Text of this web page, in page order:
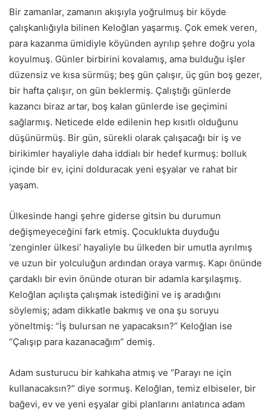
Bir zamanlar, zamanın akışıyla yoğrulmuş bir köyde
çalışkanlığıyla bilinen Keloğlan yaşarmış. Çok emek veren,
para kazanma ümidiyle köyünden ayrılıp şehre doğru yola
koyulmuş. Günler birbirini kovalamış, ama bulduğu işler
düzensiz ve kısa sürmüş; beş gün çalışır, üç gün boş gezer,
bir hafta çalışır, on gün beklermiş. Çalıştığı günlerde
kazancı biraz artar, boş kalan günlerde ise geçimini
sağlarmış. Neticede elde edilenin hep kısıtlı olduğunu
düşünürmüş. Bir gün, sürekli olarak çalışacağı bir iş ve
birikimler hayaliyle daha iddialı bir hedef kurmuş: bolluk
içinde bir ev, içini dolduracak yeni eşyalar ve rahat bir
yaşam.
Ülkesinde hangi şehre giderse gitsin bu durumun
değişmeyeceğini fark etmiş. Çocuklukta duyduğu
‘zenginler ülkesi’ hayaliyle bu ülkeden bir umutla ayrılmış
ve uzun bir yolculuğun ardından oraya varmış. Kapı önünde
çardaklı bir evin önünde oturan bir adamla karşılaşmış.
Keloğlan açılışta çalışmak istediğini ve iş aradığını
söylemiş; adam dikkatle bakmış ve ona şu soruyu
yöneltmiş: “İş bulursan ne yapacaksın?” Keloğlan ise
“Çalışıp para kazanacağım” demiş.
Adam susturucu bir kahkaha atmış ve “Parayı ne için
kullanacaksın?” diye sormuş. Keloğlan, temiz elbiseler, bir
bağevi, ev ve yeni eşyalar gibi planlarını anlatınca adam